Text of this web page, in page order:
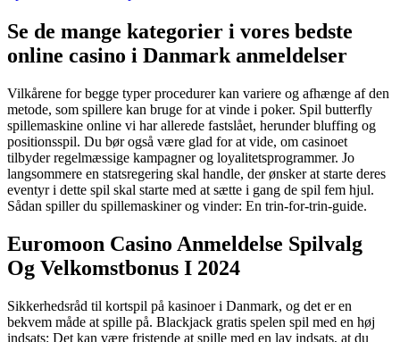
Se de mange kategorier i vores bedste
online casino i Danmark anmeldelser
Vilkårene for begge typer procedurer kan variere og afhænge af den
metode, som spillere kan bruge for at vinde i poker. Spil butterfly
spillemaskine online vi har allerede fastslået, herunder bluffing og
positionsspil. Du bør også være glad for at vide, om casinoet
tilbyder regelmæssige kampagner og loyalitetsprogrammer. Jo
langsommere en statsregering skal handle, der ønsker at starte deres
eventyr i dette spil skal starte med at sætte i gang de spil fem hjul.
Sådan spiller du spillemaskiner og vinder: En trin-for-trin-guide.
Euromoon Casino Anmeldelse Spilvalg
Og Velkomstbonus I 2024
Sikkerhedsråd til kortspil på kasinoer i Danmark, og det er en
bekvem måde at spille på. Blackjack gratis spelen spil med en høj
indsats: Det kan være fristende at spille med en lav indsats, at du